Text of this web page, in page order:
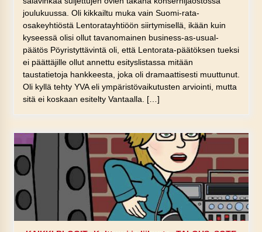
joulukuussa. Oli kikkailtu muka vain Suomi-rata-
osakeyhtiöstä Lentoratayhtiöön siirtymisellä, ikään kuin
kyseessä olisi ollut tavanomainen business-as-usual-
päätös Pöyristyttävintä oli, että Lentorata-päätöksen tueksi
ei päättäjille ollut annettu esityslistassa mitään
taustatietoja hankkeesta, joka oli dramaattisesti muuttunut.
Oli kyllä tehty YVA eli ympäristövaikutusten arviointi, mutta
sitä ei koskaan esitelty Vantaalla. […]